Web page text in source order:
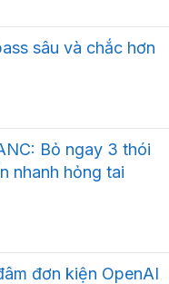
sâu và chắc hơn
Bỏ ngay 3 thói
nhanh hỏng tai
đơn kiện OpenAI